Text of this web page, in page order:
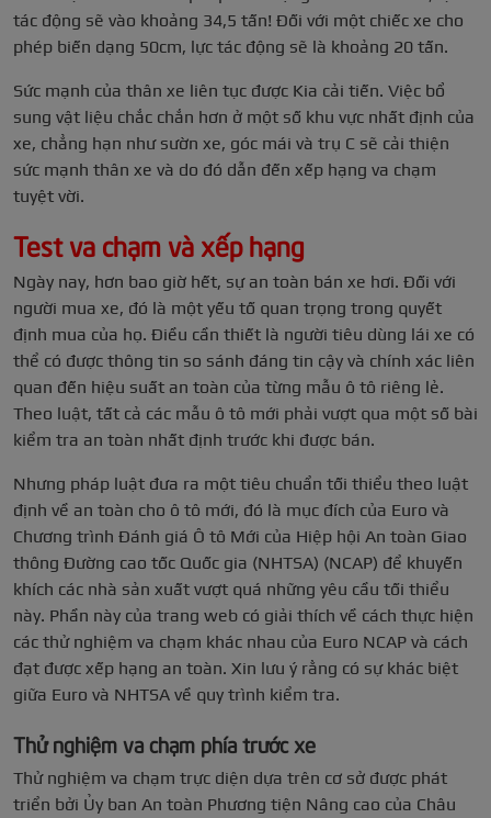
tác động sẽ vào khoảng 34,5 tấn! Đối với một chiếc xe cho
phép biến dạng 50cm, lực tác động sẽ là khoảng 20 tấn.
Sức mạnh của thân xe liên tục được Kia cải tiến. Việc bổ
sung vật liệu chắc chắn hơn ở một số khu vực nhất định của
xe, chẳng hạn như sườn xe, góc mái và trụ C sẽ cải thiện
sức mạnh thân xe và do đó dẫn đến xếp hạng va chạm
tuyệt vời.
Test va chạm và xếp hạng
Ngày nay, hơn bao giờ hết, sự an toàn bán xe hơi. Đối với
người mua xe, đó là một yếu tố quan trọng trong quyết
định mua của họ. Điều cần thiết là người tiêu dùng lái xe có
thể có được thông tin so sánh đáng tin cậy và chính xác liên
quan đến hiệu suất an toàn của từng mẫu ô tô riêng lẻ.
Theo luật, tất cả các mẫu ô tô mới phải vượt qua một số bài
kiểm tra an toàn nhất định trước khi được bán.
Nhưng pháp luật đưa ra một tiêu chuẩn tối thiểu theo luật
định về an toàn cho ô tô mới, đó là mục đích của Euro và
Chương trình Đánh giá Ô tô Mới của Hiệp hội An toàn Giao
thông Đường cao tốc Quốc gia (NHTSA) (NCAP) để khuyến
khích các nhà sản xuất vượt quá những yêu cầu tối thiểu
này. Phần này của trang web có giải thích về cách thực hiện
các thử nghiệm va chạm khác nhau của Euro NCAP và cách
đạt được xếp hạng an toàn. Xin lưu ý rằng có sự khác biệt
giữa Euro và NHTSA về quy trình kiểm tra.
Thử nghiệm va chạm phía trước xe
Thử nghiệm va chạm trực diện dựa trên cơ sở được phát
triển bởi Ủy ban An toàn Phương tiện Nâng cao của Châu